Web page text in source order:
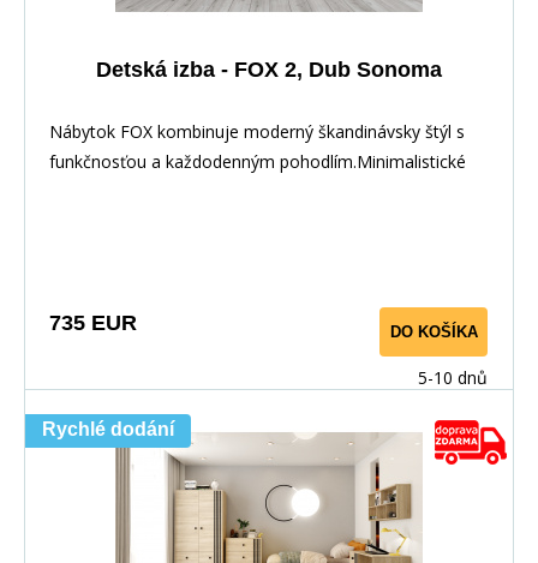
Detská izba - FOX 2, Dub Sonoma
Nábytok FOX kombinuje moderný škandinávsky štýl s
funkčnosťou a každodenným pohodlím.Minimalistické
735 EUR DO KOŠÍKA
5-10 dnů
Rychlé dodání